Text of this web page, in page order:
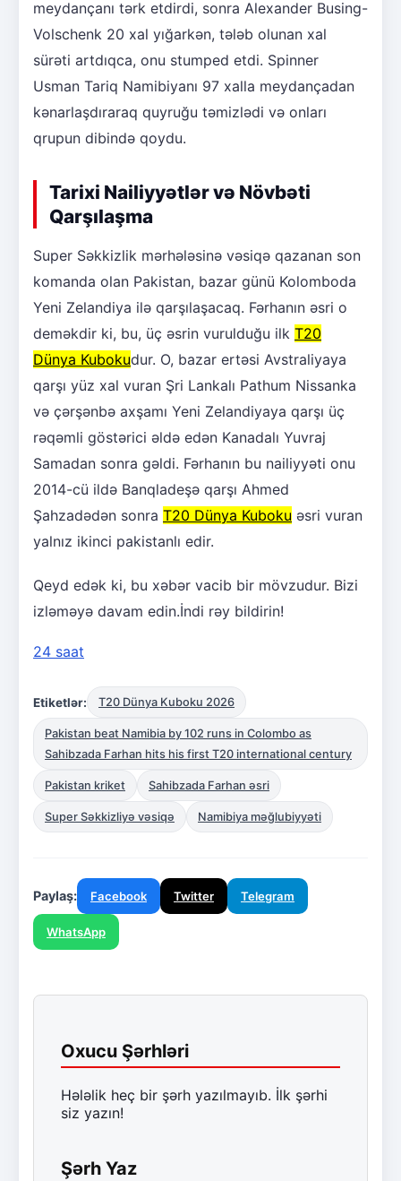
meydançanı tərk etdirdi, sonra Alexander Busing-
Volschenk 20 xal yığarkən, tələb olunan xal
sürəti artdıqca, onu stumped etdi. Spinner
Usman Tariq Namibiyanı 97 xalla meydançadan
kənarlaşdıraraq quyruğu təmizlədi və onları
qrupun dibində qoydu.
Tarixi Nailiyyətlər və Növbəti
Qarşılaşma
Super Səkkizlik mərhələsinə vəsiqə qazanan son
komanda olan Pakistan, bazar günü Kolomboda
Yeni Zelandiya ilə qarşılaşacaq. Fərhanın əsri o
deməkdir ki, bu, üç əsrin vurulduğu ilk T20
Dünya Kubokudur. O, bazar ertəsi Avstraliyaya
qarşı yüz xal vuran Şri Lankalı Pathum Nissanka
və çərşənbə axşamı Yeni Zelandiyaya qarşı üç
rəqəmli göstərici əldə edən Kanadalı Yuvraj
Samadan sonra gəldi. Fərhanın bu nailiyyəti onu
2014-cü ildə Banqladeşə qarşı Ahmed
Şahzadədən sonra T20 Dünya Kuboku əsri vuran
yalnız ikinci pakistanlı edir.
Qeyd edək ki, bu xəbər vacib bir mövzudur. Bizi
izləməyə davam edin.İndi rəy bildirin!
24 saat
Etiketlər: T20 Dünya Kuboku 2026
Pakistan beat Namibia by 102 runs in Colombo as
Sahibzada Farhan hits his first T20 international century
Pakistan kriket Sahibzada Farhan əsri
Super Səkkizliyə vəsiqə Namibiya məğlubiyyəti
Paylaş: Facebook Twitter Telegram
WhatsApp
Oxucu Şərhləri
Hələlik heç bir şərh yazılmayıb. İlk şərhi
siz yazın!
Şərh Yaz